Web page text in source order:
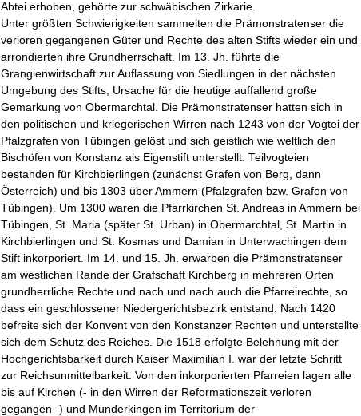
Abtei erhoben, gehörte zur schwäbischen Zirkarie.
Unter größten Schwierigkeiten sammelten die Prämonstratenser die
verloren gegangenen Güter und Rechte des alten Stifts wieder ein und
arrondierten ihre Grundherrschaft. Im 13. Jh. führte die
Grangienwirtschaft zur Auflassung von Siedlungen in der nächsten
Umgebung des Stifts, Ursache für die heutige auffallend große
Gemarkung von Obermarchtal. Die Prämonstratenser hatten sich in
den politischen und kriegerischen Wirren nach 1243 von der Vogtei der
Pfalzgrafen von Tübingen gelöst und sich geistlich wie weltlich den
Bischöfen von Konstanz als Eigenstift unterstellt. Teilvogteien
bestanden für Kirchbierlingen (zunächst Grafen von Berg, dann
Österreich) und bis 1303 über Ammern (Pfalzgrafen bzw. Grafen von
Tübingen). Um 1300 waren die Pfarrkirchen St. Andreas in Ammern bei
Tübingen, St. Maria (später St. Urban) in Obermarchtal, St. Martin in
Kirchbierlingen und St. Kosmas und Damian in Unterwachingen dem
Stift inkorporiert. Im 14. und 15. Jh. erwarben die Prämonstratenser
am westlichen Rande der Grafschaft Kirchberg in mehreren Orten
grundherrliche Rechte und nach und nach auch die Pfarreirechte, so
dass ein geschlossener Niedergerichtsbezirk entstand. Nach 1420
befreite sich der Konvent von den Konstanzer Rechten und unterstellte
sich dem Schutz des Reiches. Die 1518 erfolgte Belehnung mit der
Hochgerichtsbarkeit durch Kaiser Maximilian I. war der letzte Schritt
zur Reichsunmittelbarkeit. Von den inkorporierten Pfarreien lagen alle
bis auf Kirchen (- in den Wirren der Reformationszeit verloren
gegangen -) und Munderkingen im Territorium der